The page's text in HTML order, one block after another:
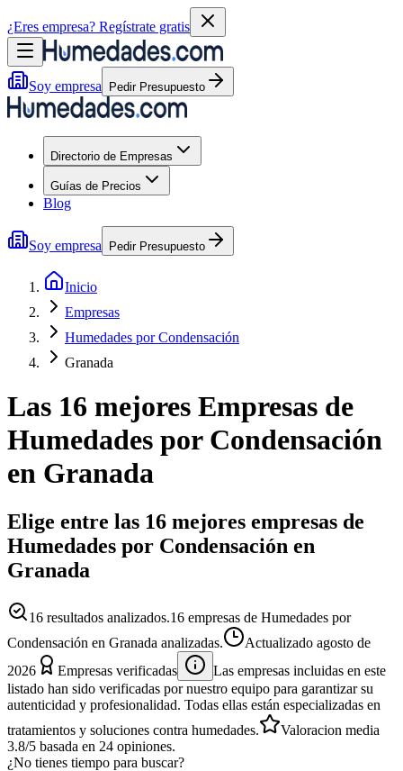
¿Eres empresa? Regístrate gratis
Soy empresa Pedir Presupuesto
Directorio de Empresas
Guías de Precios
Blog
Soy empresa Pedir Presupuesto
Inicio
Empresas
Humedades por Condensación
Granada
Las 16 mejores Empresas de
Humedades por Condensación
en Granada
Elige entre las 16 mejores empresas de
Humedades por Condensación en
Granada
16 resultados analizados.16 empresas de Humedades por
Condensación en Granada analizadas.
Actualizado agosto de
2026
Empresas verificadas
Las empresas incluidas en este
listado han sido verificadas por nuestro equipo para garantizar su
autenticidad y profesionalidad. Todas ellas están especializadas en
tratamientos y soluciones contra humedades.
Valoracion media
3.8/5 basada en 24 opiniones.
¿No tienes tiempo para buscar?